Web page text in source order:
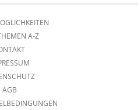
A-Z
AGB